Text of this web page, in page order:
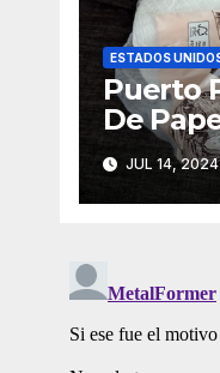
ESTADOS
Puerto
De
Trump
De Curita
JUL 14,